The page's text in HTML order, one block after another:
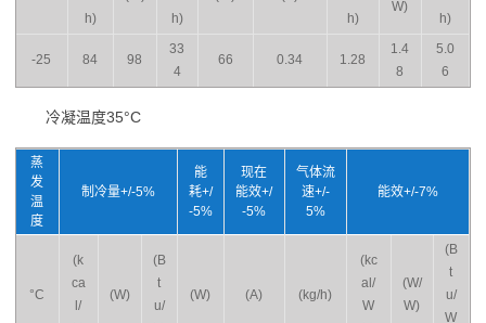
h)
h)
h)
W)
h)
-25 84 98
33
4
66 0.34 1.28
1.4
8
5.0
6
冷凝温度35°C
蒸
发
温
度
制冷量+/-5%
能
耗+/
-5%
现在
能效+/
-5%
气体流
速+/-
5%
能效+/-7%
°C
(k
ca
l/
(W)
(B
t
u/
(W) (A) (kg/h)
(kc
al/
W
(W/
W)
(B
t
u/
W